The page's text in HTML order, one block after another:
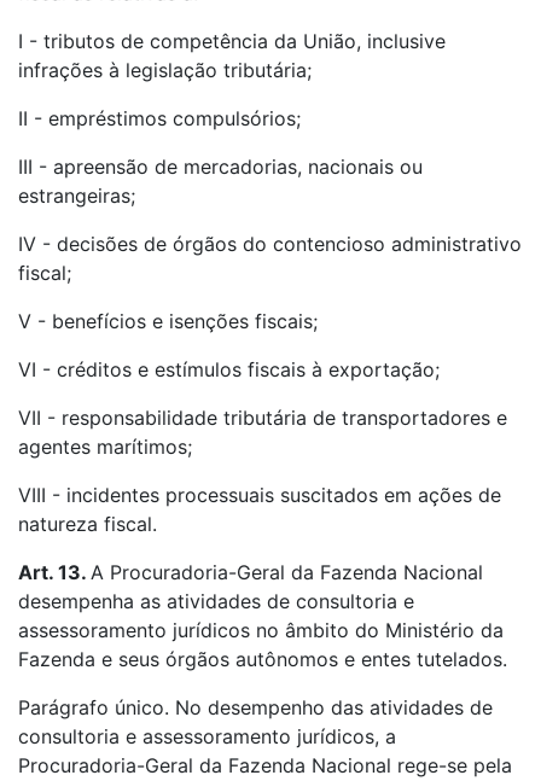
I - tributos de competência da União, inclusive
infrações à legislação tributária;
II - empréstimos compulsórios;
III - apreensão de mercadorias, nacionais ou
estrangeiras;
IV - decisões de órgãos do contencioso administrativo
fiscal;
V - benefícios e isenções fiscais;
VI - créditos e estímulos fiscais à exportação;
VII - responsabilidade tributária de transportadores e
agentes marítimos;
VIII - incidentes processuais suscitados em ações de
natureza fiscal.
Art. 13. A Procuradoria-Geral da Fazenda Nacional
desempenha as atividades de consultoria e
assessoramento jurídicos no âmbito do Ministério da
Fazenda e seus órgãos autônomos e entes tutelados.
Parágrafo único. No desempenho das atividades de
consultoria e assessoramento jurídicos, a
Procuradoria-Geral da Fazenda Nacional rege-se pela